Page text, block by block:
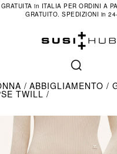
in ITALIA PER ORDINI A
GRATUITO. SPEDIZIONI in
ABBIGLIAMENTO
TWILL